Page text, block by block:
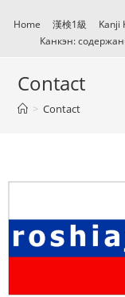
Home 漢検1級 Kanji
Канкэн:
Contact
> Contact